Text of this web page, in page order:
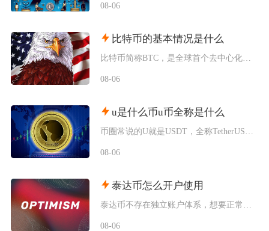
08-06
比特币的基本情况是什么
比特币简称BTC，是全球首个去中心化加密数字资产，依托区块链与工作量证明机制运行，无任何中
08-06
u是什么币u币全称是什么
08-06
泰达币怎么开户使用
08-06